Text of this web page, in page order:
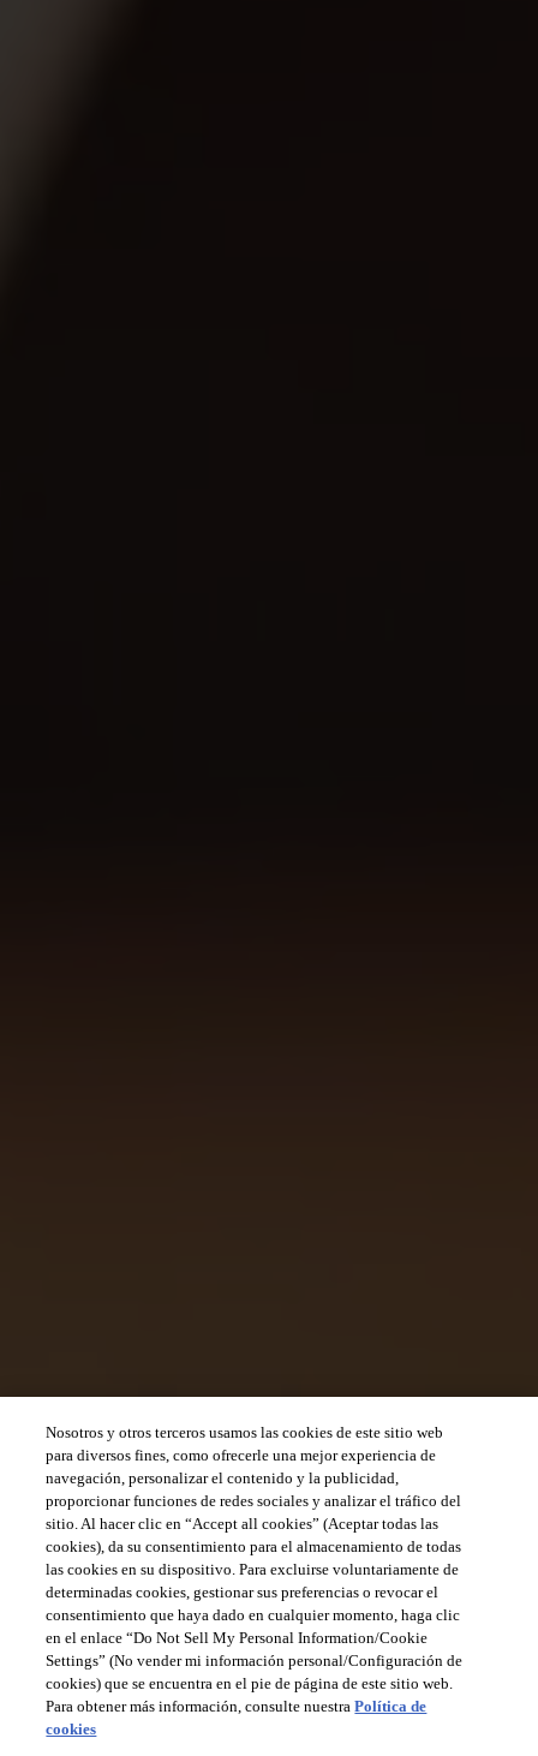
Nosotros y otros terceros usamos las cookies de este sitio web
para diversos fines, como ofrecerle una mejor experiencia de
navegación, personalizar el contenido y la publicidad,
proporcionar funciones de redes sociales y analizar el tráfico del
sitio. Al hacer clic en “Accept all cookies” (Aceptar todas las
cookies), da su consentimiento para el almacenamiento de todas
las cookies en su dispositivo. Para excluirse voluntariamente de
determinadas cookies, gestionar sus preferencias o revocar el
consentimiento que haya dado en cualquier momento, haga clic
en el enlace “Do Not Sell My Personal Information/Cookie
Settings” (No vender mi información personal/Configuración de
cookies) que se encuentra en el pie de página de este sitio web.
Para obtener más información, consulte nuestraPolítica de
cookies